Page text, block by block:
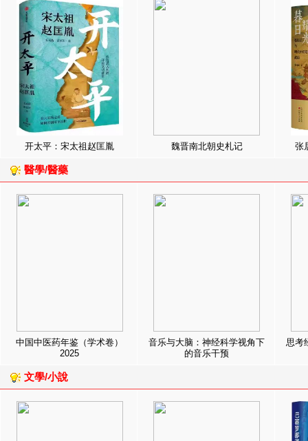
开太平：宋太祖赵匡胤 魏晋南北朝史札记 张
醫學/醫藥
中国中医药年鉴（学术卷）
2025
音乐与大脑：神经科学视角下
的音乐干预
思考
文學/小說